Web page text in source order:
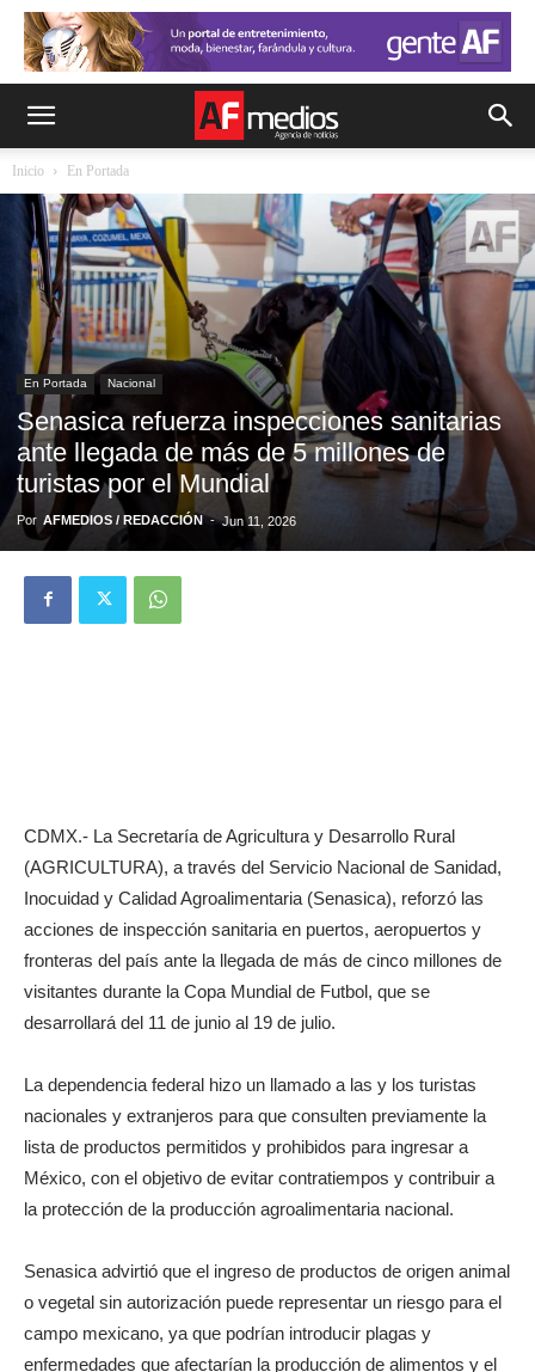
Inicio En Portada
En Portada Nacional
Senasica refuerza inspecciones sanitarias
ante llegada de más de 5 millones de
turistas por el Mundial
Por AFMEDIOS / REDACCIÓN - Jun 11, 2026
CDMX.- La Secretaría de Agricultura y Desarrollo Rural
(AGRICULTURA), a través del Servicio Nacional de Sanidad,
Inocuidad y Calidad Agroalimentaria (Senasica), reforzó las
acciones de inspección sanitaria en puertos, aeropuertos y
fronteras del país ante la llegada de más de cinco millones de
visitantes durante la Copa Mundial de Futbol, que se
desarrollará del 11 de junio al 19 de julio.
La dependencia federal hizo un llamado a las y los turistas
nacionales y extranjeros para que consulten previamente la
lista de productos permitidos y prohibidos para ingresar a
México, con el objetivo de evitar contratiempos y contribuir a
la protección de la producción agroalimentaria nacional.
Senasica advirtió que el ingreso de productos de origen animal
o vegetal sin autorización puede representar un riesgo para el
campo mexicano, ya que podrían introducir plagas y
enfermedades que afectarían la producción de alimentos y el